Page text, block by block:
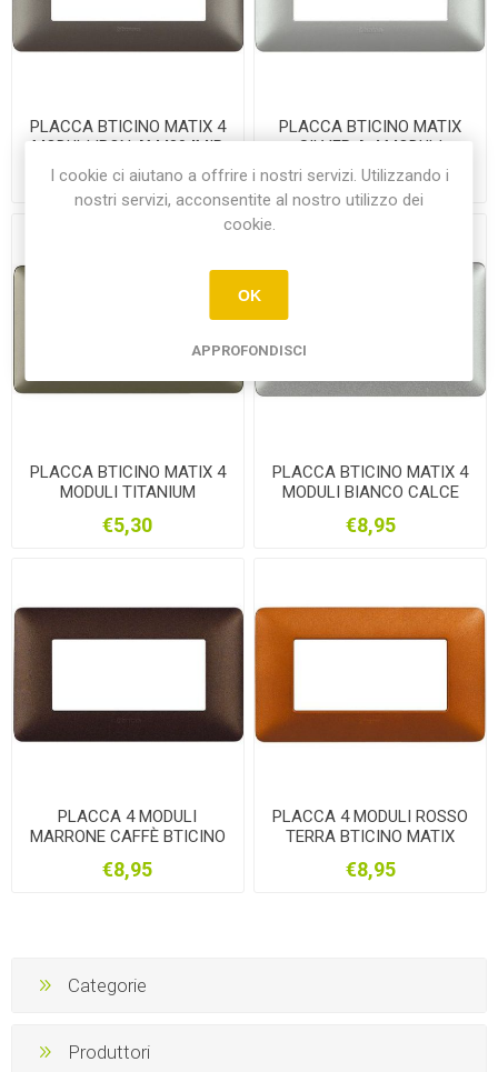
PLACCA BTICINO MATIX 4
MODULI IRON AM4804MIR
€4,50
PLACCA BTICINO MATIX
SILVER A 4 MODULI
AM4804MSL
€4,60
PLACCA BTICINO MATIX 4
MODULI TITANIUM
€5,30
PLACCA BTICINO MATIX 4
MODULI BIANCO CALCE
€8,95
PLACCA 4 MODULI
MARRONE CAFFÈ BTICINO
€8,95
PLACCA 4 MODULI ROSSO
TERRA BTICINO MATIX
€8,95
Categorie
Produttori
I cookie ci aiutano a offrire i nostri servizi. Utilizzando i
nostri servizi, acconsentite al nostro utilizzo dei
cookie.
OK
APPROFONDISCI